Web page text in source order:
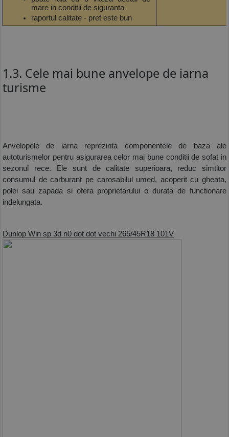
mare in conditii de siguranta
raportul calitate - pret este bun
1.3. Cele mai bune anvelope de iarna
turisme
Anvelopele de iarna reprezinta componentele de baza ale
autoturismelor pentru asigurarea celor mai bune conditii de sofat in
sezonul rece. Ele sunt de calitate superioara, reduc simtitor
consumul de carburant pe carosabilul umed, acoperit cu gheata,
polei sau zapada si ofera proprietarului o durata de functionare
indelungata.
Dunlop Win sp 3d n0 dot dot vechi 265/45R18 101V